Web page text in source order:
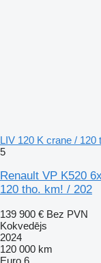
LIV 120 K crane /
5
Renault VP K520
120 tho. km! / 202
139 900 € Bez PVN
Kokvedējs
2024
120 000 km
Euro 6